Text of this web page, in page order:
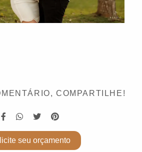
COMPARTILHE!
seu orçamento